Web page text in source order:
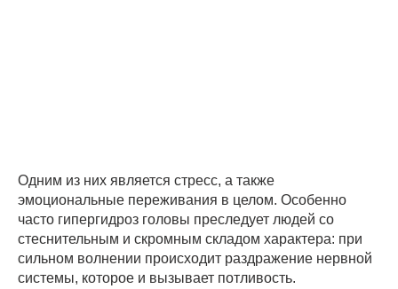
Одним из них является стресс, а также
эмоциональные переживания в целом. Особенно
часто гипергидроз головы преследует людей со
стеснительным и скромным складом характера: при
сильном волнении происходит раздражение нервной
системы, которое и вызывает потливость.